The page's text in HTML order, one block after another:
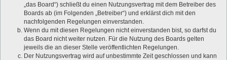
„das Board“) schließt du einen Nutzungsvertrag mit dem Betreiber des
Boards ab (im Folgenden „Betreiber“) und erklärst dich mit den
nachfolgenden Regelungen einverstanden.
Wenn du mit diesen Regelungen nicht einverstanden bist, so darfst du
das Board nicht weiter nutzen. Für die Nutzung des Boards gelten
jeweils die an dieser Stelle veröffentlichten Regelungen.
Der Nutzungsvertrag wird auf unbestimmte Zeit geschlossen und kann